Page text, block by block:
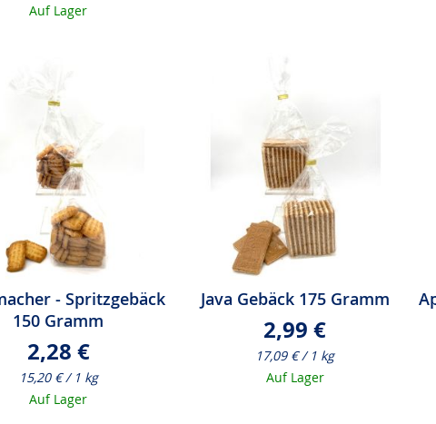
Auf Lager
- Spritzgebäck
150 Gramm
2,28 €
15,20 € / 1 kg
Auf Lager
Java Gebäck 175 Gramm
2,99 €
17,09 € / 1 kg
Auf Lager